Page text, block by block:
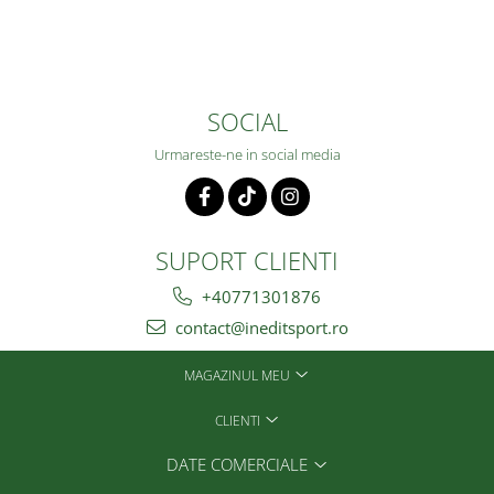
SOCIAL
Urmareste-ne in social media
SUPORT CLIENTI
+40771301876
contact@ineditsport.ro
MAGAZINUL MEU
CLIENTI
DATE COMERCIALE